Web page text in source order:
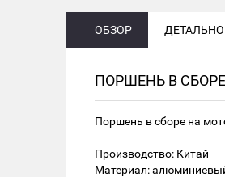
ОБЗОР
ПОРШЕНЬ В
Поршень в сборе на
Производство: Китай
Материал: